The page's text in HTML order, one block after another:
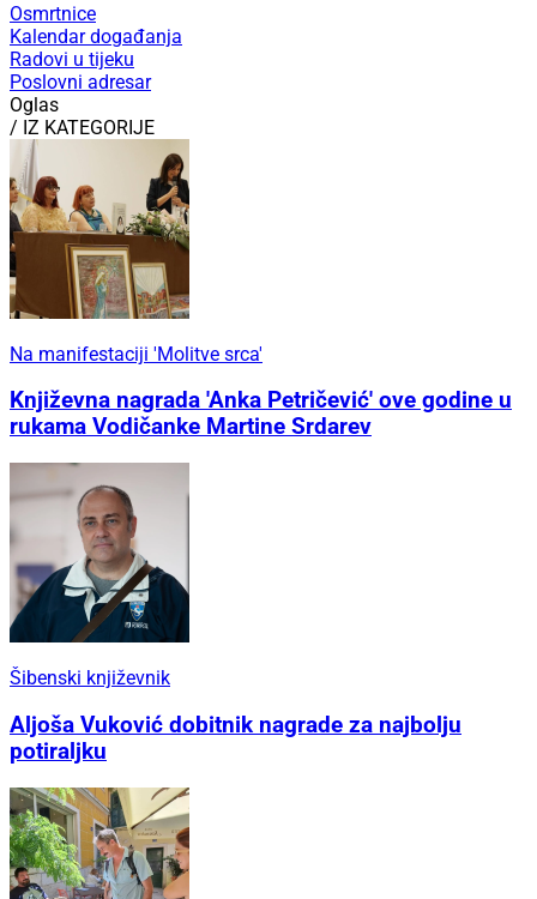
Osmrtnice
Kalendar događanja
Radovi u tijeku
Poslovni adresar
Oglas
/ IZ KATEGORIJE
Na manifestaciji 'Molitve srca'
Književna nagrada 'Anka Petričević' ove godine u
rukama Vodičanke Martine Srdarev
Šibenski književnik
Aljoša Vuković dobitnik nagrade za najbolju
potiraljku